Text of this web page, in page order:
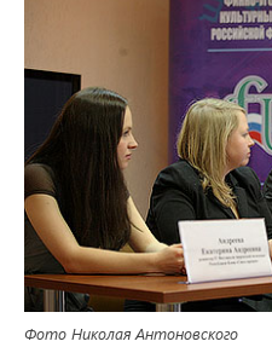
Фото Николая Антоновского